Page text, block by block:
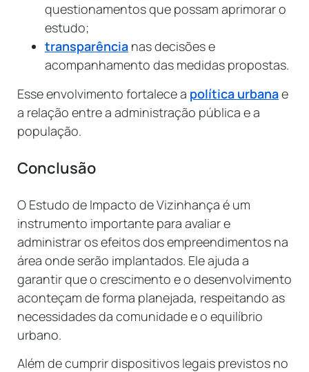
questionamentos que possam aprimorar o
estudo;
transparência nas decisões e
acompanhamento das medidas propostas.
Esse envolvimento fortalece a política urbanae
a relação entre a administração pública e a
população.
Conclusão
O Estudo de Impacto de Vizinhança é um
instrumento importante para avaliar e
administrar os efeitos dos empreendimentos na
área onde serão implantados. Ele ajuda a
garantir que o crescimento e o desenvolvimento
aconteçam de forma planejada, respeitando as
necessidades da comunidade e o equilíbrio
urbano.
Além de cumprir dispositivos legais previstos no